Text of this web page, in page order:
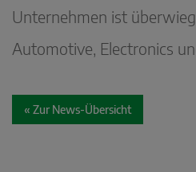
Unternehmen ist
Automotive, Electronics
« Zur News-Übersicht